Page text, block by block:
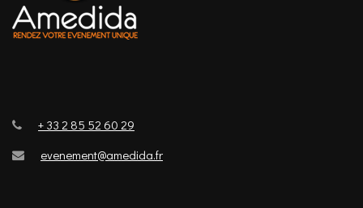
+ 33 2 85 52 60 29
evenement@amedida.fr